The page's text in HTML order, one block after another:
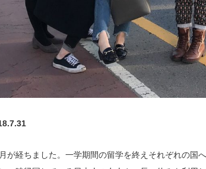
が経ちました。一学期間の留学を終えそれぞれの国